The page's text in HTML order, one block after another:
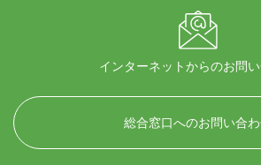
インターネットからのお問
総合窓口へのお問い合